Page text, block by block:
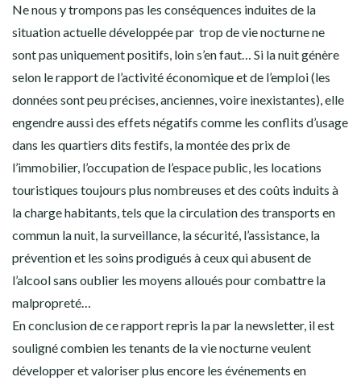
Ne nous y trompons pas les conséquences induites de la
situation actuelle développée par trop de vie nocturne ne
sont pas uniquement positifs, loin s’en faut… Si la nuit génère
selon le rapport de l’activité économique et de l’emploi (les
données sont peu précises, anciennes, voire inexistantes), elle
engendre aussi des effets négatifs comme les conflits d’usage
dans les quartiers dits festifs, la montée des prix de
l’immobilier, l’occupation de l’espace public, les locations
touristiques toujours plus nombreuses et des coûts induits à
la charge habitants, tels que la circulation des transports en
commun la nuit, la surveillance, la sécurité, l’assistance, la
prévention et les soins prodigués à ceux qui abusent de
l’alcool sans oublier les moyens alloués pour combattre la
malpropreté…
En conclusion de ce rapport repris la par la newsletter, il est
souligné combien les tenants de la vie nocturne veulent
développer et valoriser plus encore les événements en